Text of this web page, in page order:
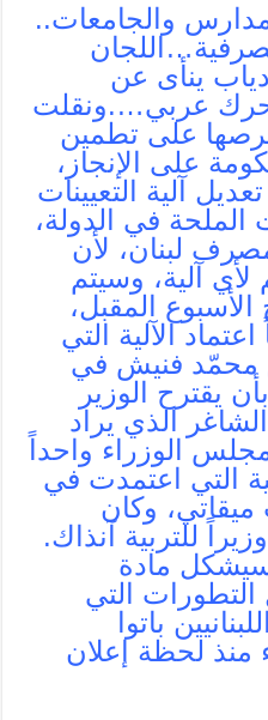
والجامعات..
ينأى عن
عربي….ونقلت
على تطمين
على الإنجاز،
آلية التعيينات
الملحة في الدولة،
لبنان، لأن
لأي آلية، وسيتم
المقبل،
الآلية التي
محمّد فنيش في
بأن يقترح الوزير
الذي يراد
الوزراء واحداً
التي اعتمدت في
وكان
للتربية آنذاك.
مادة
التي
باتوا
منذ لحظة إعلان